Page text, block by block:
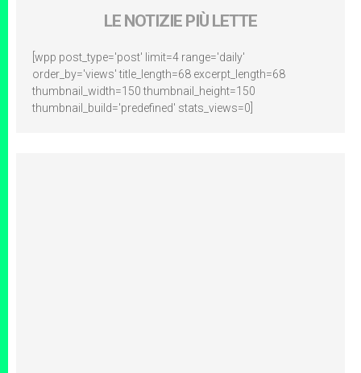
LE NOTIZIE PIÙ LETTE
[wpp post_type='post' limit=4 range='daily'
order_by='views' title_length=68 excerpt_length=68
thumbnail_width=150 thumbnail_height=150
thumbnail_build='predefined' stats_views=0]